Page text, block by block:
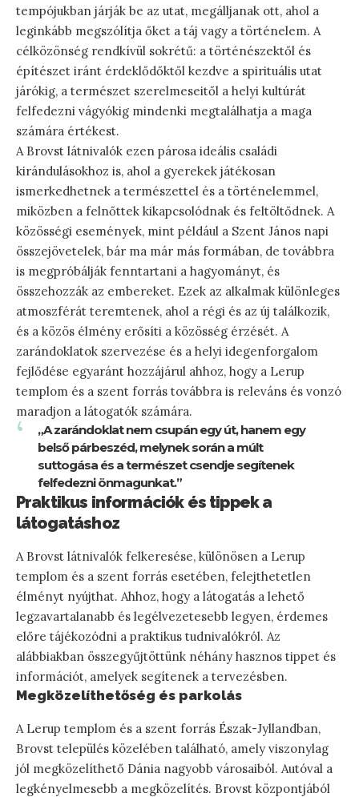
tempójukban járják be az utat, megálljanak ott, ahol a
leginkább megszólítja őket a táj vagy a történelem. A
célközönség rendkívül sokrétű: a történészektől és
építészet iránt érdeklődőktől kezdve a spirituális utat
járókig, a természet szerelmeseitől a helyi kultúrát
felfedezni vágyókig mindenki megtalálhatja a maga
számára értékest.
A Brovst látnivalók ezen párosa ideális családi
kirándulásokhoz is, ahol a gyerekek játékosan
ismerkedhetnek a természettel és a történelemmel,
miközben a felnőttek kikapcsolódnak és feltöltődnek. A
közösségi események, mint például a Szent János napi
összejövetelek, bár ma már más formában, de továbbra
is megpróbálják fenntartani a hagyományt, és
összehozzák az embereket. Ezek az alkalmak különleges
atmoszférát teremtenek, ahol a régi és az új találkozik,
és a közös élmény erősíti a közösség érzését. A
zarándoklatok szervezése és a helyi idegenforgalom
fejlődése egyaránt hozzájárul ahhoz, hogy a Lerup
templom és a szent forrás továbbra is releváns és vonzó
maradjon a látogatók számára.
„A zarándoklat nem csupán egy út, hanem egy
belső párbeszéd, melynek során a múlt
suttogása és a természet csendje segítenek
felfedezni önmagunkat.”
Praktikus információk és tippek a
látogatáshoz
A Brovst látnivalók felkeresése, különösen a Lerup
templom és a szent forrás esetében, felejthetetlen
élményt nyújthat. Ahhoz, hogy a látogatás a lehető
legzavartalanabb és legélvezetesebb legyen, érdemes
előre tájékozódni a praktikus tudnivalókról. Az
alábbiakban összegyűjtöttünk néhány hasznos tippet és
információt, amelyek segítenek a tervezésben.
Megközelíthetőség és parkolás
A Lerup templom és a szent forrás Észak-Jyllandban,
Brovst település közelében található, amely viszonylag
jól megközelíthető Dánia nagyobb városaiból. Autóval a
legkényelmesebb a megközelítés. Brovst központjából